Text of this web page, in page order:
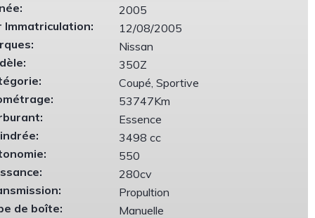
2005
Immatriculation:
12/08/2005
Nissan
350Z
Coupé, Sportive
53747Km
Essence
3498 cc
550
280cv
Propultion
de boîte:
Manuelle